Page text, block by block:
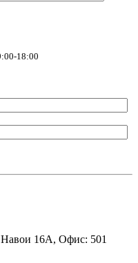
18:00
Навои 16А, Офис: 501